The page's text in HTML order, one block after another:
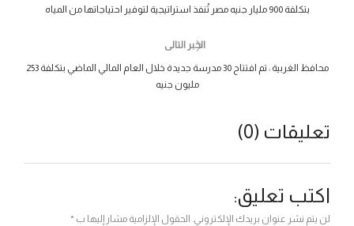
الخبر التالى
محافظ الغربية : تم افتتاح 30 مدرسة جديدة خلال العام المالي الماضي بتكلفة 253
مليون جنيه
تعليقات (0)
اكتب تعليق:
لن يتم نشر عنوان بريدك الإلكتروني. الحقول الإلزامية مشار إليها ب *